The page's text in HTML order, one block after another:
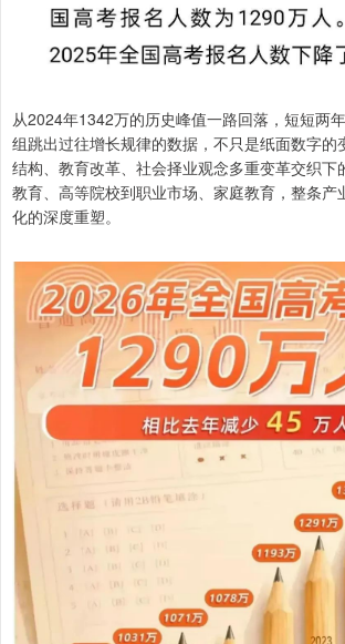
从2024年1342万的历史峰值一路回落，短短两
组跳出过往增长规律的数据，不只是纸面数字的
结构、教育改革、社会择业观念多重变革交织下
教育、高等院校到职业市场、家庭教育，整条产
化的深度重塑。